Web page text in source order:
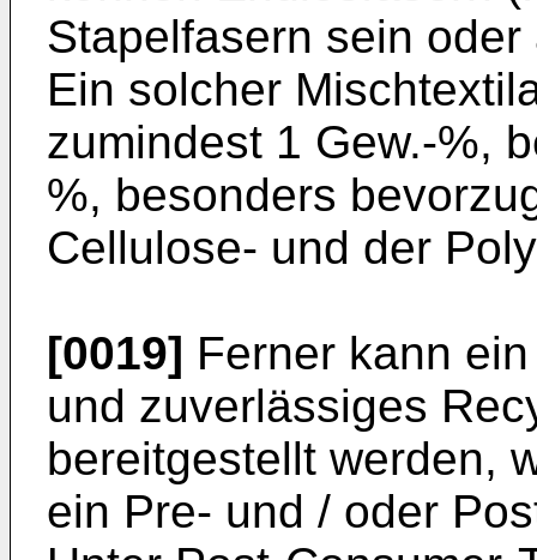
Stapelfasern sein
Ein solcher
zumindest 1 Gew.-%,
%, besonders
Cellulose- und der
[0019] Ferner kann
und zuverlässiges
bereitgestellt werden,
ein Pre- und / oder